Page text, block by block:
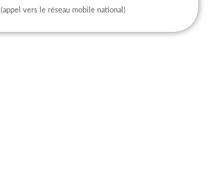
(appel vers le réseau mobile national)